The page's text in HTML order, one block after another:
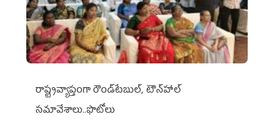
రాష్ట్రవ్యాప్తంగా రౌండ్‌టేబుల్‌, టౌన్‌హాల్‌
సమావేశాలు..ఫొటోలు